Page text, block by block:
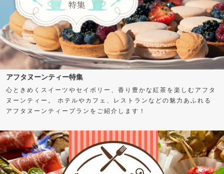
アフタヌーンティー特集
心ときめくスイーツやセイボリー、香り豊かな紅茶を楽しむアフタ
ヌーンティー。 ホテルやカフェ、レストランなどの魅力あふれる
アフタヌーンティープランをご紹介します！